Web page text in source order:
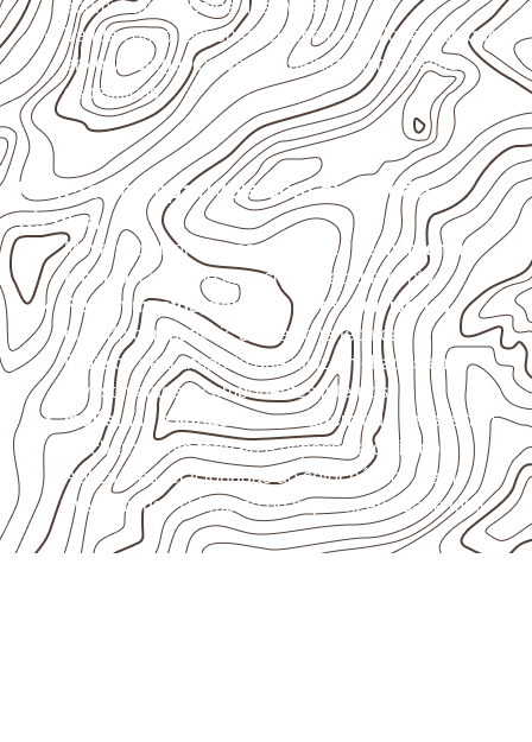
acumulada e apoios desnivelados.
Valide com o responsável técnico qualquer uso que
envolva carga, exposição intensa ou requisitos
específicos.
Projetos compatíveis com avaliação
técnica
Móveis, divisórias e componentes de marcenaria
técnica, conforme exposição e acabamento.
Revestimentos, paredes, pisos e divisórias,
quando compatíveis com a ficha técnica.
Projetos de transporte que utilizam chapas em
revestimentos e componentes internos.
Indústrias e linhas de montagem que necessitam
de chapas com formato e espessura definidos.
Aplicações relacionadas ao setor náutico, sem
presumir uso submerso ou impermeabilidade total.